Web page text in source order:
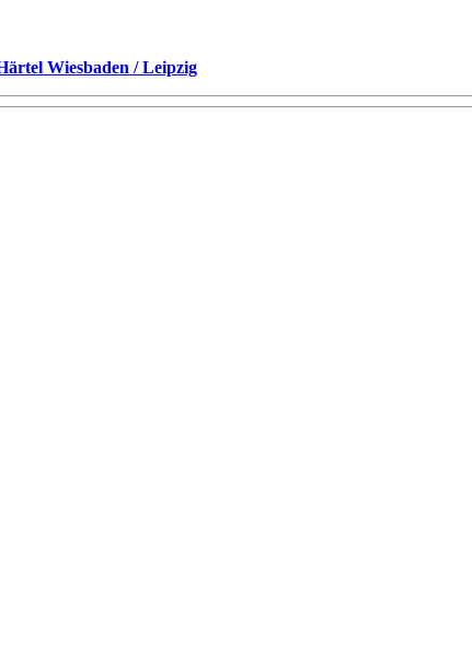
Wiesbaden / Leipzig